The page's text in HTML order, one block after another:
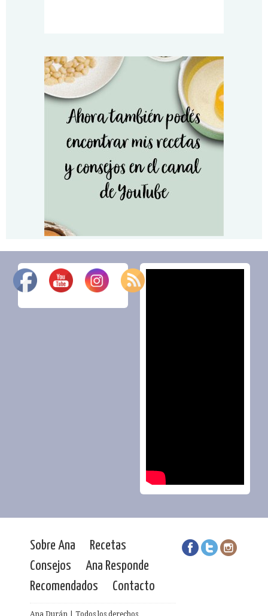
Sobre Ana
Recetas
Consejos
Ana Responde
Recomendados
Contacto